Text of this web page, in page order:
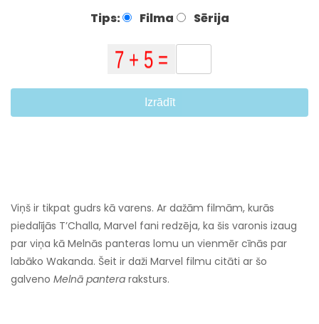
Tips: Filma Sērija
Izrādīt
Viņš ir tikpat gudrs kā varens. Ar dažām filmām, kurās
piedalījās T’Challa, Marvel fani redzēja, ka šis varonis izaug
par viņa kā Melnās panteras lomu un vienmēr cīnās par
labāko Wakanda. Šeit ir daži Marvel filmu citāti ar šo
galveno Melnā pantera raksturs.